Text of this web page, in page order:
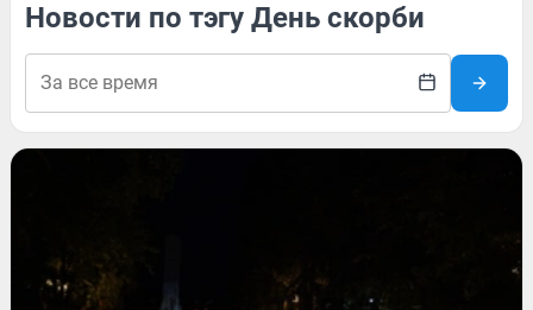
Новости по тэгу День скорби